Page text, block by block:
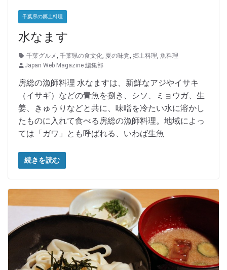
千葉県の郷土料理
水なます
千葉グルメ 千葉県の食文化 夏の味覚 郷土料理 魚料理
Japan Web Magazine 編集部
房総の漁師料理 水なますは、新鮮なアジやイサキ
（イサギ）などの青魚を捌き、シソ、ミョウガ、生
姜、きゅうりなどと共に、味噌を冷たい水に溶かし
たものに入れて食べる房総の漁師料理。地域によっ
ては「ガワ」とも呼ばれる、いわば生魚
続きを読む